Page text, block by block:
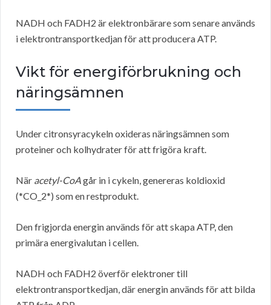
NADH och FADH2 är elektronbärare som senare används
i elektrontransportkedjan för att producera ATP.
Vikt för energiförbrukning och
näringsämnen
Under citronsyracykeln oxideras näringsämnen som
proteiner och kolhydrater för att frigöra kraft.
När acetyl-CoAgår in i cykeln, genereras koldioxid
(*CO_2*) som en restprodukt.
Den frigjorda energin används för att skapa ATP, den
primära energivalutan i cellen.
NADH och FADH2 överför elektroner till
elektrontransportkedjan, där energin används för att bilda